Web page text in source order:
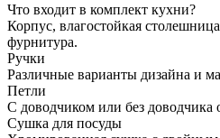
Что входит в комплект кухни?
Корпус, влагостойкая
фурнитура.
Ручки
Различные варианты дизайна и
Петли
С доводчиком или без доводчика
Сушка для посуды